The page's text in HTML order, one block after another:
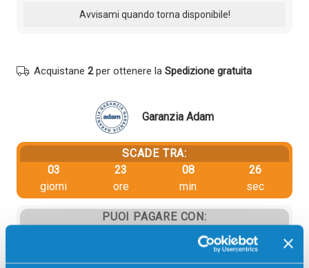
Acquistane 2per ottenere la Spedizione gratuita
Garanzia Adam
SCADE TRA:
03
giorni
23
ore
08
min
26
sec
PUOI PAGARE CON:
Carta di credito